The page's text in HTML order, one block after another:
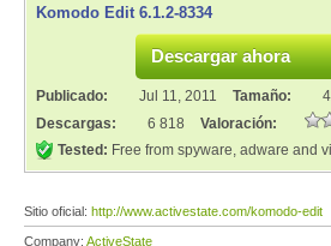
Komodo Edit 6.1.2-8334
Descargar ahora
Publicado: Jul 11, 2011 Tamaño:
Descargas:
6 818
Valoración:
Tested: Free from spyware, adware and
Sitio oficial: http://www.activestate.com/komodo-edit
Company: ActiveState